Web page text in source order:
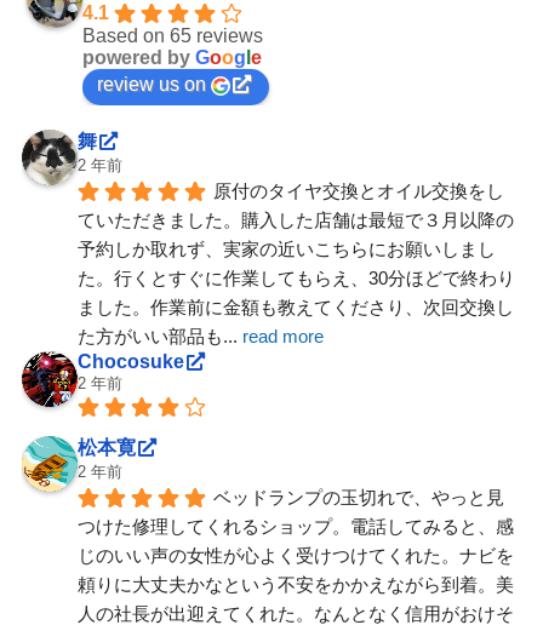
4.1
Based on 65 reviews
powered by Goog e
review us on
舞
2 年前
原付のタイヤ交換とオイル交換をし
ていただきました。購入した店舗は最短で３月以降の
予約しか取れず、実家の近いこちらにお願いしまし
た。行くとすぐに作業してもらえ、30分ほどで終わり
ました。作業前に金額も教えてくださり、次回交換し
た方がいい部品も... read more
Chocosuke
2 年前
松本寛
2 年前
ベッドランプの玉切れで、やっと見
つけた修理してくれるショップ。電話してみると、感
じのいい声の女性が心よく受けつけてくれた。ナビを
頼りに大丈夫かなという不安をかかえながら到着。美
人の社長が出迎えてくれた。なんとなく信用がおけそ